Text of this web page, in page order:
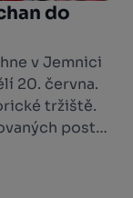
do
v Jemnici
20. června.
tržiště.
postav,